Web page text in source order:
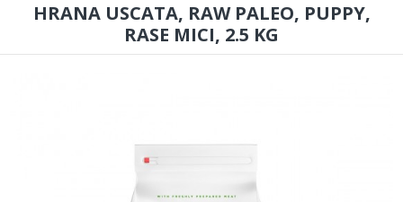
HRANA USCATA, RAW PALEO, PUPPY,
RASE MICI, 2.5 KG